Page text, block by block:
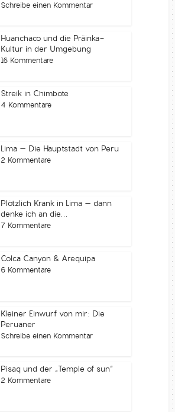
Schreibe einen Kommentar
Huanchaco und die Präinka-
Kultur in der Umgebung
16 Kommentare
Streik in Chimbote
4 Kommentare
Lima – Die Hauptstadt von Peru
2 Kommentare
Plötzlich Krank in Lima – dann
denke ich an die...
7 Kommentare
Colca Canyon & Arequipa
6 Kommentare
Kleiner Einwurf von mir: Die
Peruaner
Schreibe einen Kommentar
Pisaq und der „Temple of sun“
2 Kommentare